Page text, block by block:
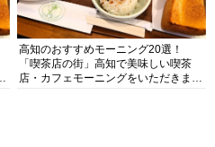
高知のおすすめモーニング20選！
「喫茶店の街」高知で美味しい喫茶
店・カフェモーニングをいただきま